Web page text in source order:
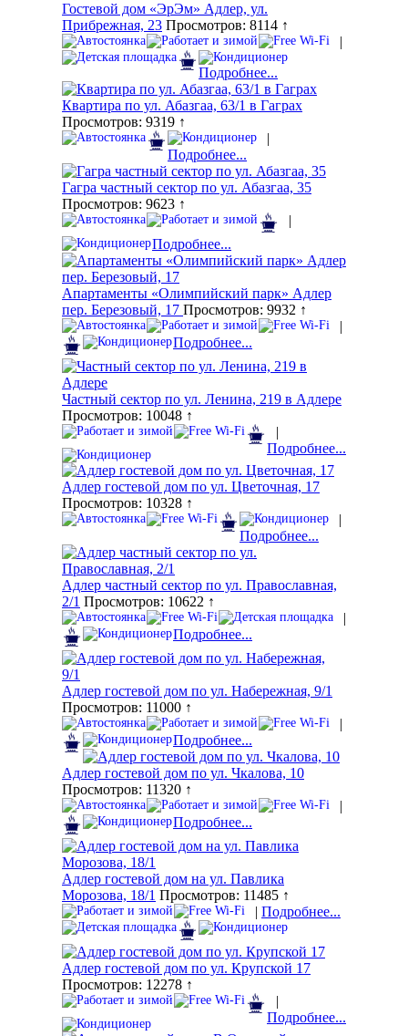
Гостевой дом «ЭрЭм» Адлер, ул.
Прибрежная, 23 Просмотров: 8114 ↑
|
Подробнее...
Квартира по ул. Абазгаа, 63/1 в Гаграх
Просмотров: 9319 ↑
|
Подробнее...
Гагра частный сектор по ул. Абазгаа, 35
Просмотров: 9623 ↑
|
Подробнее...
Апартаменты «Олимпийский парк» Адлер
пер. Березовый, 17 Просмотров: 9932 ↑
|
Подробнее...
Частный сектор по ул. Ленина, 219 в Адлере
Просмотров: 10048 ↑
|
Подробнее...
Адлер гостевой дом по ул. Цветочная, 17
Просмотров: 10328 ↑
|
Подробнее...
Адлер частный сектор по ул. Православная,
2/1 Просмотров: 10622 ↑
|
Подробнее...
Адлер гостевой дом по ул. Набережная, 9/1
Просмотров: 11000 ↑
|
Подробнее...
Адлер гостевой дом по ул. Чкалова, 10
Просмотров: 11320 ↑
|
Подробнее...
Адлер гостевой дом на ул. Павлика
Морозова, 18/1 Просмотров: 11485 ↑
| Подробнее...
Адлер гостевой дом по ул. Крупской 17
Просмотров: 12278 ↑
|
Подробнее...